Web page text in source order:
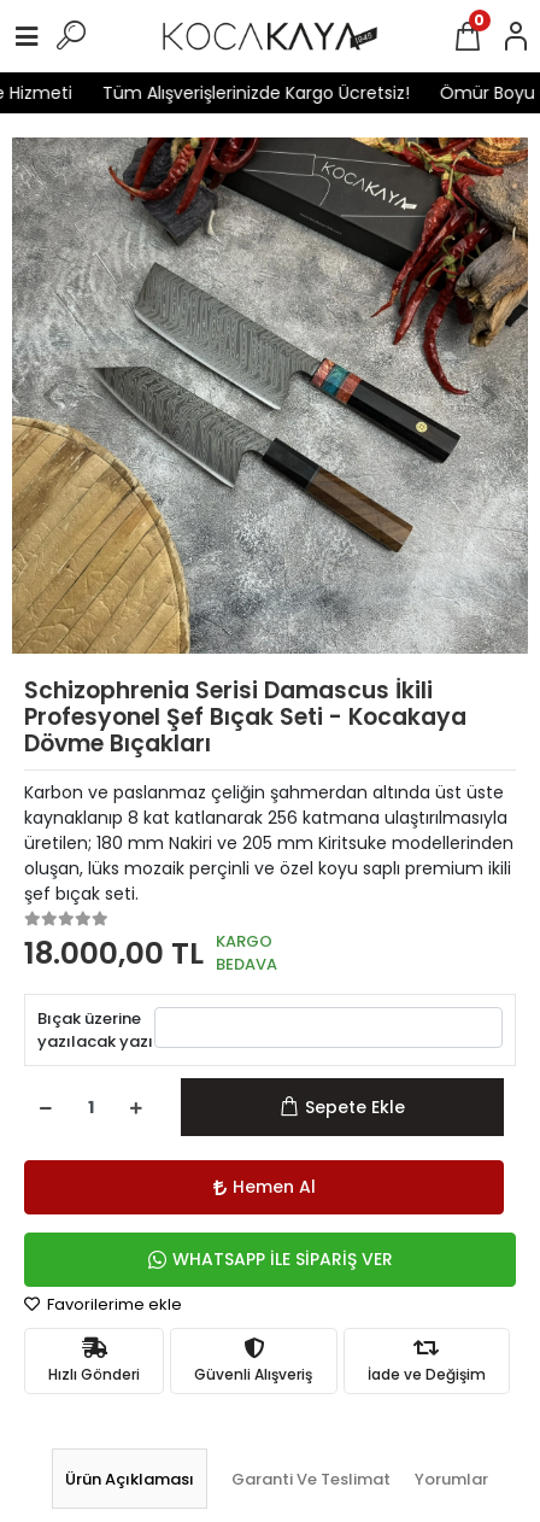
Tüm Alışverişlerinizde Kargo Ücretsiz! Ömür Boyu
0
Schizophrenia Serisi Damascus İkili
Profesyonel Şef Bıçak Seti - Kocakaya
Dövme Bıçakları
Karbon ve paslanmaz çeliğin şahmerdan altında üst üste
kaynaklanıp 8 kat katlanarak 256 katmana ulaştırılmasıyla
üretilen; 180 mm Nakiri ve 205 mm Kiritsuke modellerinden
oluşan, lüks mozaik perçinli ve özel koyu saplı premium ikili
şef bıçak seti.
18.000,00 TL KARGO
BEDAVA
Bıçak üzerine
yazılacak yazı
Sepete Ekle
Hemen Al
WHATSAPP İLE SİPARİŞ VER
Favorilerime ekle
Hızlı Gönderi Güvenli Alışveriş İade ve Değişim
Ürün Açıklaması Garanti Ve Teslimat Yorumlar